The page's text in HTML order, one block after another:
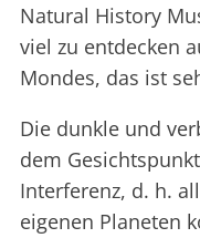
Natural History
viel zu entdecken
Mondes, das ist
Die dunkle und
dem
Interferenz, d. h.
eigenen Planeten